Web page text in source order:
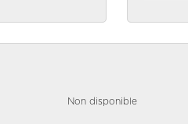
Non disponible